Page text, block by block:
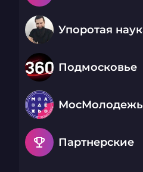
Подмосковье
МосМолодежь
emoji_events Партнерские